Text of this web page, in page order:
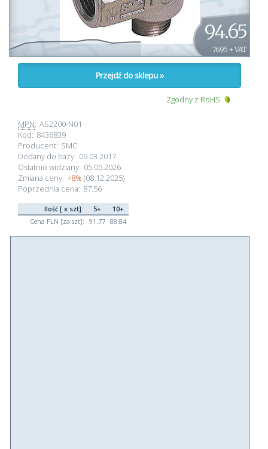
94.65
76.95 + VAT
Przejdź do sklepu »
Zgodny z RoHS
MPN: AS2200-N01
Kod: 8436839
Producent: SMC
Dodany do bazy: 09.03.2017
Ostatnio widziany: 05.05.2026
Zmiana ceny: +8% (08.12.2025)
Poprzednia cena: 87.56
Ilość [ x szt]: 5+
10+
Cena PLN [za szt]: 91.77 88.84